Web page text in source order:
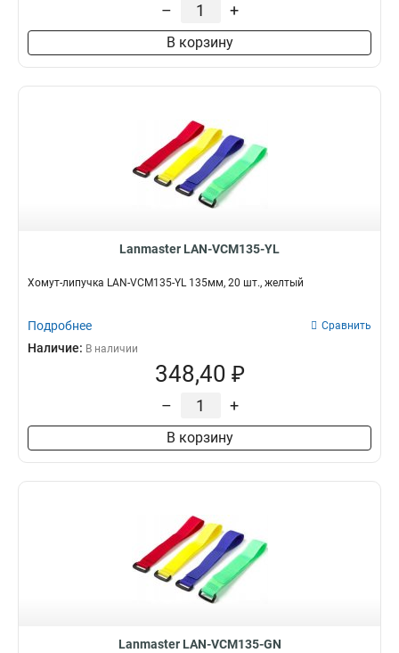
– +
В корзину
Lanmaster LAN-VCM135-YL
Хомут-липучка LAN-VCM135-YL 135мм, 20 шт., желтый
Подробнее Сравнить
Наличие: В наличии
348,40 ₽
– +
В корзину
Lanmaster LAN-VCM135-GN